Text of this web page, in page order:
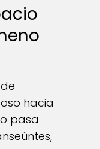
hacia
pasa